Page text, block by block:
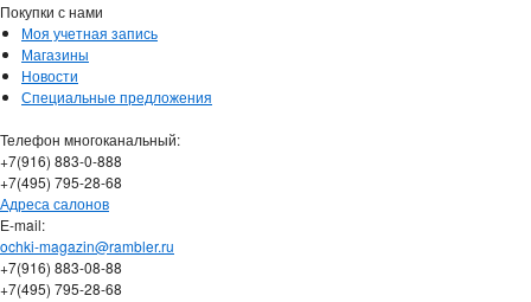
Покупки с нами
Моя учетная запись
Магазины
Новости
Специальные предложения
Телефон многоканальный:
+7(916) 883-0-888
+7(495) 795-28-68
Адреса салонов
Е-mail:
ochki-magazin@rambler.ru
+7(916) 883-08-88
+7(495) 795-28-68